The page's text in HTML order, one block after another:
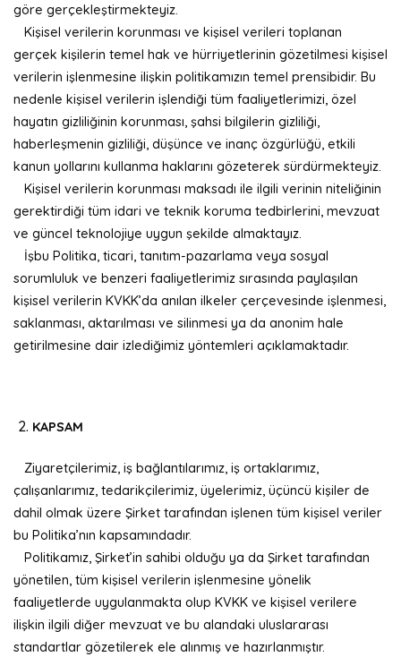
göre gerçekleştirmekteyiz.
Kişisel verilerin korunması ve kişisel verileri toplanan
gerçek kişilerin temel hak ve hürriyetlerinin gözetilmesi kişisel
verilerin işlenmesine ilişkin politikamızın temel prensibidir. Bu
nedenle kişisel verilerin işlendiği tüm faaliyetlerimizi, özel
hayatın gizliliğinin korunması, şahsi bilgilerin gizliliği,
haberleşmenin gizliliği, düşünce ve inanç özgürlüğü, etkili
kanun yollarını kullanma haklarını gözeterek sürdürmekteyiz.
Kişisel verilerin korunması maksadı ile ilgili verinin niteliğinin
gerektirdiği tüm idari ve teknik koruma tedbirlerini, mevzuat
ve güncel teknolojiye uygun şekilde almaktayız.
İşbu Politika, ticari, tanıtım-pazarlama veya sosyal
sorumluluk ve benzeri faaliyetlerimiz sırasında paylaşılan
kişisel verilerin KVKK’da anılan ilkeler çerçevesinde işlenmesi,
saklanması, aktarılması ve silinmesi ya da anonim hale
getirilmesine dair izlediğimiz yöntemleri açıklamaktadır.
KAPSAM
Ziyaretçilerimiz, iş bağlantılarımız, iş ortaklarımız,
çalışanlarımız, tedarikçilerimiz, üyelerimiz, üçüncü kişiler de
dahil olmak üzere Şirket tarafından işlenen tüm kişisel veriler
bu Politika’nın kapsamındadır.
Politikamız, Şirket’in sahibi olduğu ya da Şirket tarafından
yönetilen, tüm kişisel verilerin işlenmesine yönelik
faaliyetlerde uygulanmakta olup KVKK ve kişisel verilere
ilişkin ilgili diğer mevzuat ve bu alandaki uluslararası
standartlar gözetilerek ele alınmış ve hazırlanmıştır.